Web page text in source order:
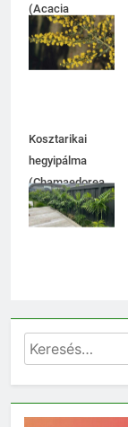
(Acacia
paradoxa)
Kosztarikai
hegyipálma
(Chamaedorea
costaricana)
Keresés: